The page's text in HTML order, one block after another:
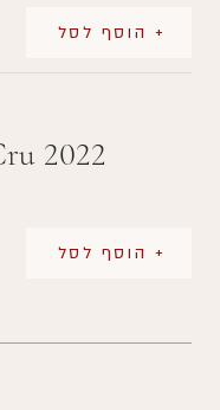
+ הוסף לסל
2022
+ הוסף לסל